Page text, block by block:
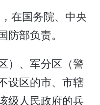
在国务院、中央
部负责。
）、军分区（警
设区的市、市辖
级人民政府的兵